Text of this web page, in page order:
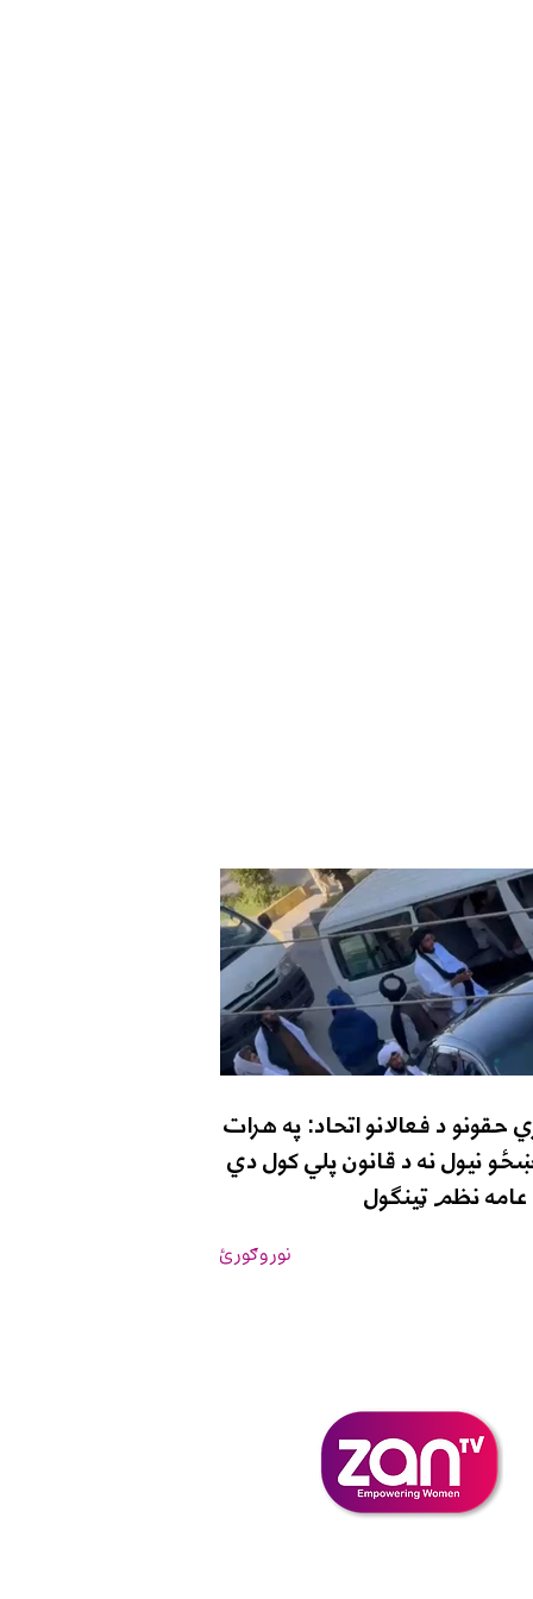
حقونو د فعالانو اتحاد: په هرات
نیول نه د قانون پلي کول دي
عامه نظم ټینګول
نور وګورئ